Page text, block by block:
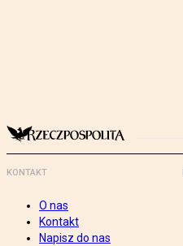
KONTAKT
O nas
Kontakt
Napisz do nas